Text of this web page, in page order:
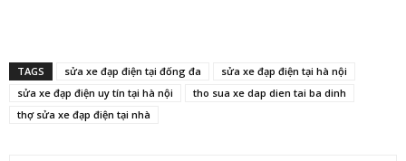
TAGS sửa xe đạp điện tại đống đa
sửa xe đạp điện tại hà nội
sửa xe đạp điện uy tín tại hà nội
tho sua xe dap dien tai ba dinh
thợ sửa xe đạp điện tại nhà